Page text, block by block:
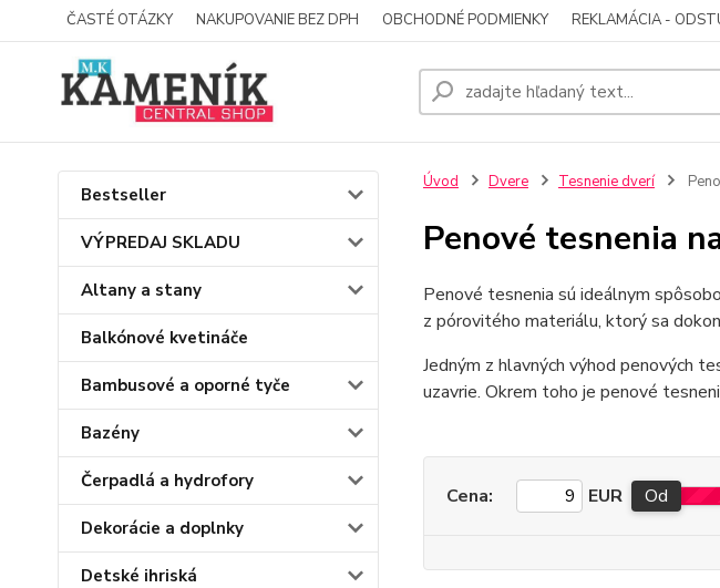
ČASTÉ OTÁZKY NAKUPOVANIE BEZ DPH OBCHODNÉ PODMIENKY REKLAMÁCIA -
Bestseller
VÝPREDAJ SKLADU
Altany a stany
Balkónové kvetináče
Bambusové a oporné tyče
Bazény
Čerpadlá a hydrofory
Dekorácie a doplnky
Detské ihriská
Úvod Dvere Tesnenie dverí
Penové tesnenia
Penové tesnenia sú ideálnym
z pórovitého materiálu, ktorý sa
Jedným z hlavných výhod penových
uzavrie. Okrem toho je penové
Cena: EUR Od